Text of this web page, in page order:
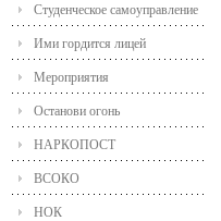
Студенческое самоуправление
Ими гордится лицей
Мероприятия
Останови огонь
НАРКОПОСТ
ВСОКО
НОК